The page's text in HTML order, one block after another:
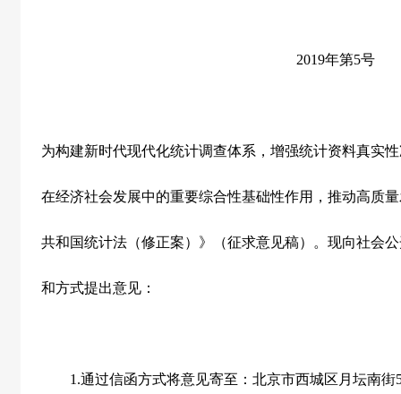
2019年第5号
为构建新时代现代化统计调查体系，增强统计资料真实
在经济社会发展中的重要综合性基础性作用，推动高质
共和国统计法（修正案）》（征求意见稿）。现向社会
和方式提出意见：
1.通过信函方式将意见寄至：北京市西城区月坛南街